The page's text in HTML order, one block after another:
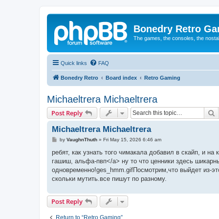
Bonedry Retro
The games, the consoles, the
Quick links FAQ
Bonedry Retro Board index Retro Gaming
Michaeltrera Michaeltrera
Post Reply
Michaeltrera Michaeltrera
P
s
by VaughnThuth» Fri May 15, 2026 6:46 am
ребят, как узнать того чимакала добавил в скайп, и
гашиш, альфа-пвп</a> ну то что ценники здесь
одновременно!ges_hmm.gifПосмотрим,что выйдет из-
скольки мутить.все пишут по разному.
Post Reply
Return to “Retro Gaming”